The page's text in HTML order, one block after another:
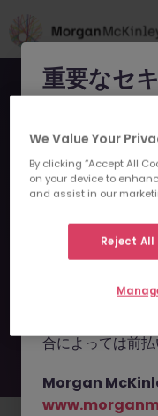
申し訳ご
の求人
重要なセ
になりすまし、求
事例が報告され
で、WhatsApp
合によっては前
Morgan
We Value Your
By clicking “Accept All
on your device to
and assist in our
Reject All